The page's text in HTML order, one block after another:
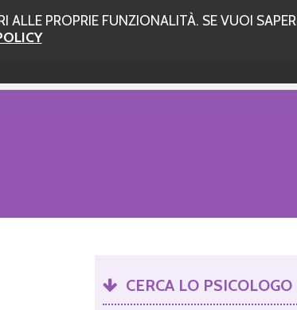
PROPRIE FUNZIONALITÀ. SE VUOI
CERCA LO PSICOLOGO